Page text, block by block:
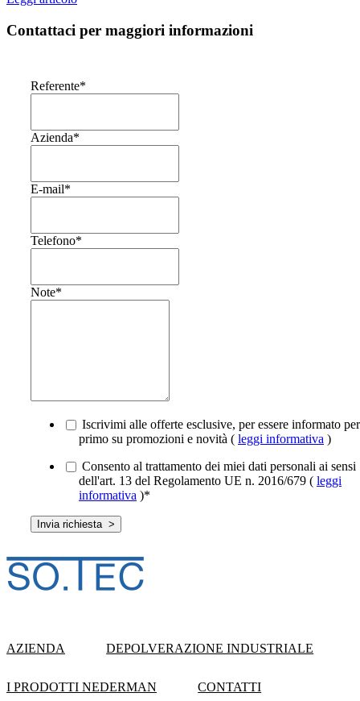
Contattaci per maggiori informazioni
Referente*
Azienda*
E-mail*
Telefono*
Note*
Iscrivimi alle offerte esclusive, per essere informato per
primo su promozioni e novità ( leggi informativa )
Consento al trattamento dei miei dati personali ai sensi
dell'art. 13 del Regolamento UE n. 2016/679 ( leggi
informativa )*
AZIENDA DEPOLVERAZIONE INDUSTRIALE
I PRODOTTI NEDERMAN CONTATTI